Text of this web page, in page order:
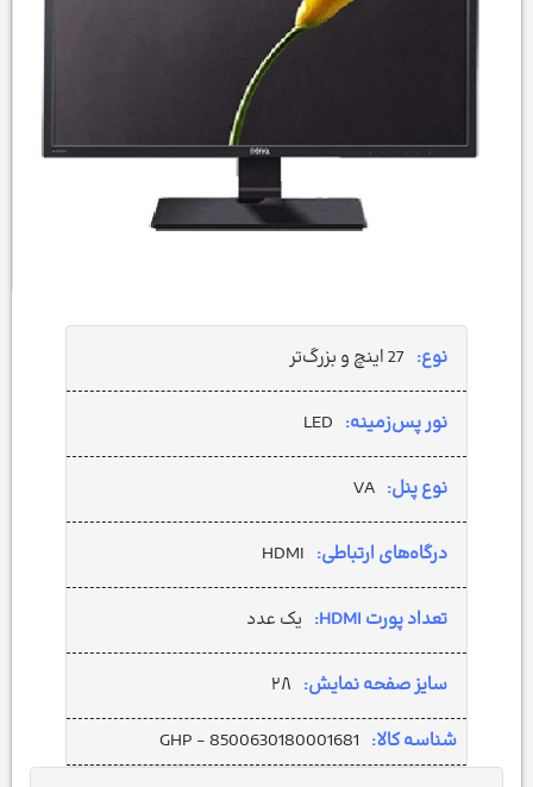
نوع: 27 اینچ و بزرگ‌تر
نور پس‌زمینه: LED
نوع پنل: VA
درگاه‌های ارتباطی: HDMI
تعداد پورت HDMI: یک عدد
سایز صفحه نمایش: ۲۸
شناسه کالا: GHP - 8500630180001681